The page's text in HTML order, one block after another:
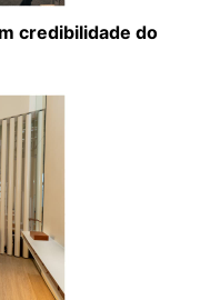
credibilidade do